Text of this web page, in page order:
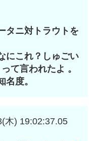
タニ対トラウトを
にこれ？しゅごい
て言われたよ 。
度。
木) 19:02:37.05